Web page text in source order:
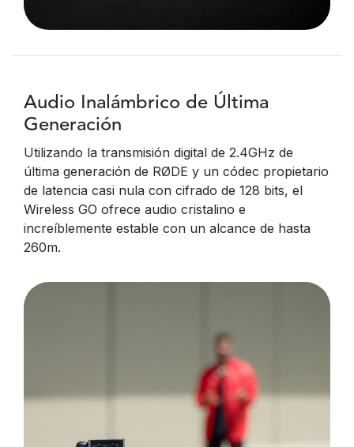
Audio Inalámbrico de Última
Generación
Utilizando la transmisión digital de 2.4GHz de
última generación de RØDE y un códec propietario
de latencia casi nula con cifrado de 128 bits, el
Wireless GO ofrece audio cristalino e
increíblemente estable con un alcance de hasta
260m.